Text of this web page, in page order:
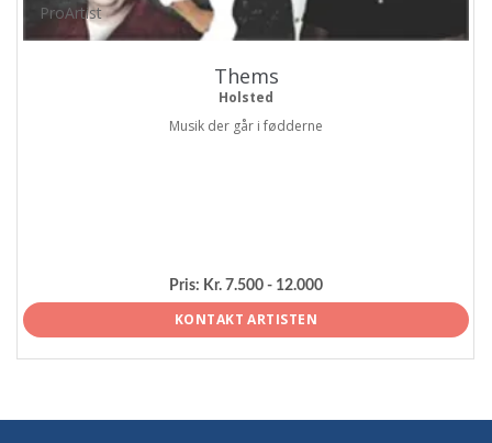
ProArtist
Thems
Holsted
Musik der går i fødderne
Pris: Kr. 7.500 - 12.000
KONTAKT ARTISTEN